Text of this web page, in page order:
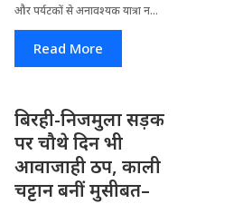
और पर्यटकों से अनावश्यक यात्रा न...
Read More
बिरही-निजमुला सड़क
पर चौथे दिन भी
आवाजाही ठप, काली
चट्टान बनीं मुसीबत–